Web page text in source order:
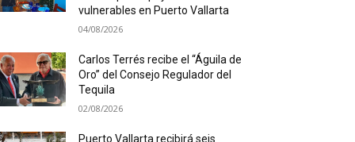
vulnerables en Puerto Vallarta
04/08/2026
Carlos Terrés recibe el “Águila de
Oro” del Consejo Regulador del
Tequila
02/08/2026
Puerto Vallarta recibirá seis